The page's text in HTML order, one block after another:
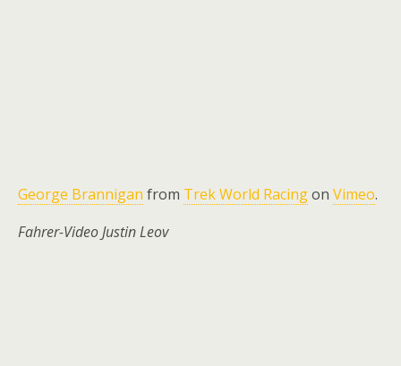
George Brannigan from Trek World Racingon Vimeo.
Fahrer-Video Justin Leov